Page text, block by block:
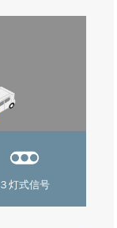
３灯式信号